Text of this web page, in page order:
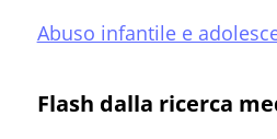
Abuso infantile e
Flash dalla ricerca